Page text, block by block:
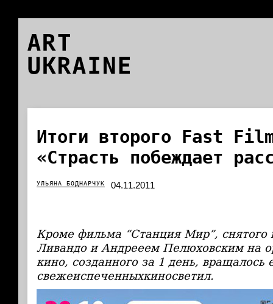
ART
UKRAINE
Итоги второго Fast
«Страсть побеждает
УЛЬЯНА БОДНАРЧУК 04.11.2011
Кроме фильма “Станция Мир”, снятого
Ливандо и Андрееем Пелюховским на
кино, созданного за 1 день, вращалось
свежеиспеченныхкиносветил.